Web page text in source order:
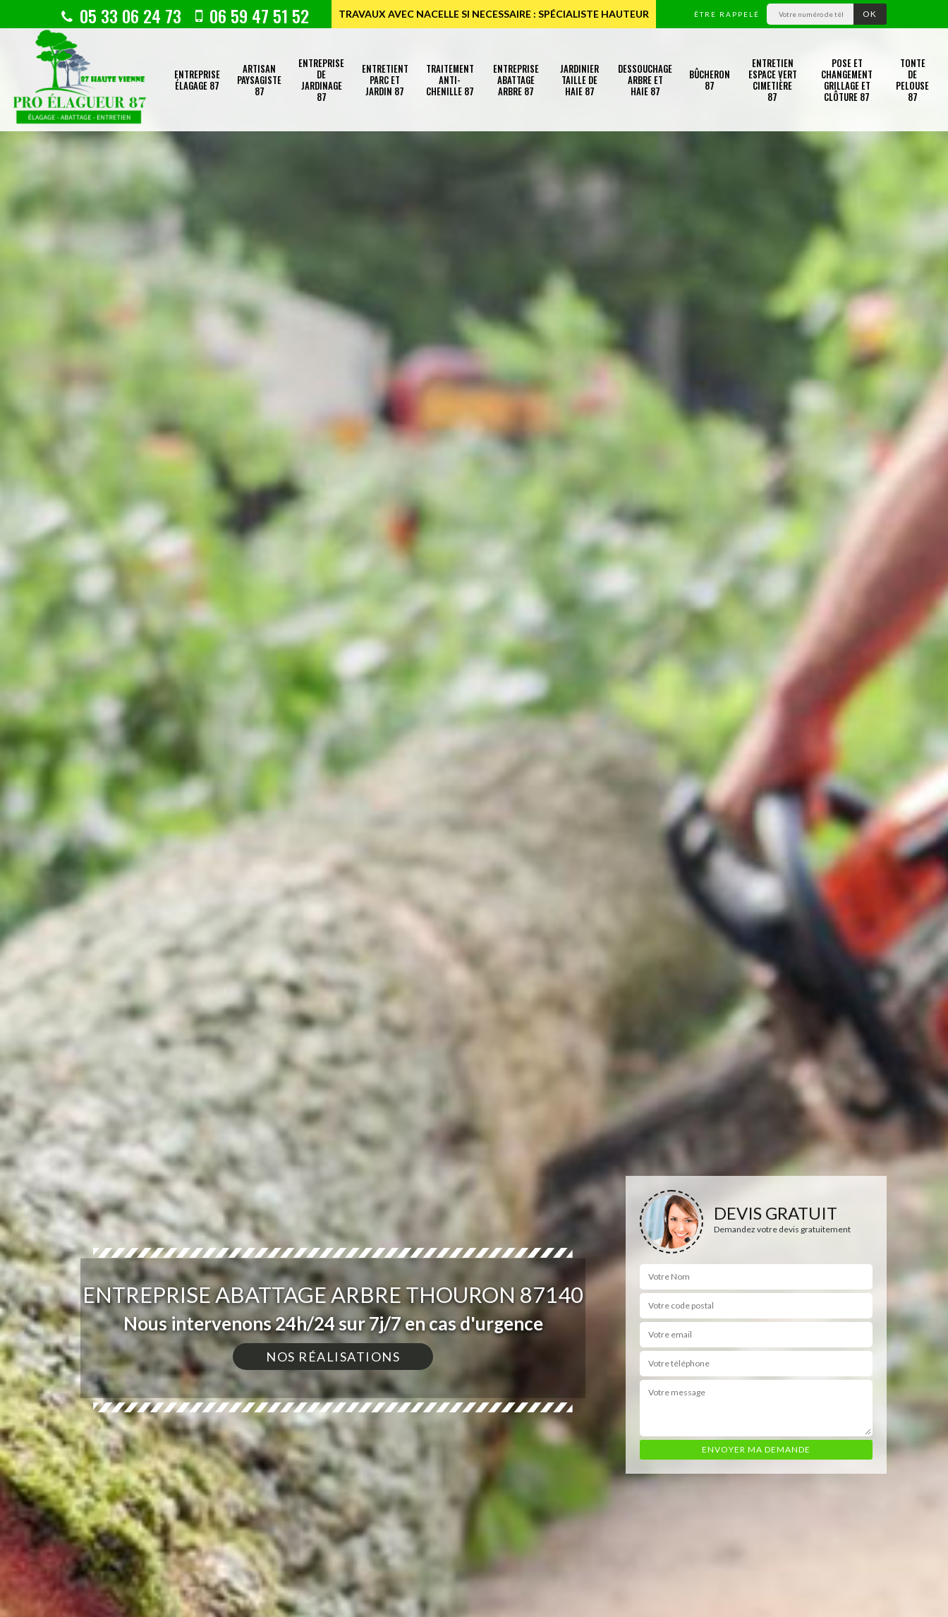
05 33 06 24 73 06 59 47 51 52 TRAVAUX AVEC NACELLE SI NECESSAIRE : SPÉCIALISTE HAUTEUR ÊTRE RAPPELÉ
ENTREPRISE
ÉLAGAGE 87
ARTISAN
PAYSAGISTE
87
ENTREPRISE
DE
JARDINAGE
87
ENTRETIENT
PARC ET
JARDIN 87
TRAITEMENT
ANTI-
CHENILLE 87
ENTREPRISE
ABATTAGE
ARBRE 87
JARDINIER
TAILLE DE
HAIE 87
DESSOUCHAGE
ARBRE ET
HAIE 87
BÛCHERON
87
ENTRETIEN
ESPACE VERT
CIMETIÈRE
87
POSE ET
CHANGEMENT
GRILLAGE ET
CLÔTURE 87
TONTE
DE
PELOUSE
87
ENTREPRISE ABATTAGE ARBRE THOURON 87140
Nous intervenons 24h/24 sur 7j/7 en cas d'urgence
NOS RÉALISATIONS
DEVIS GRATUIT
Demandez votre devis gratuitement